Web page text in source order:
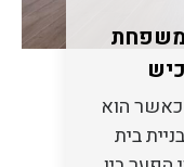
כאשר הוא
בית